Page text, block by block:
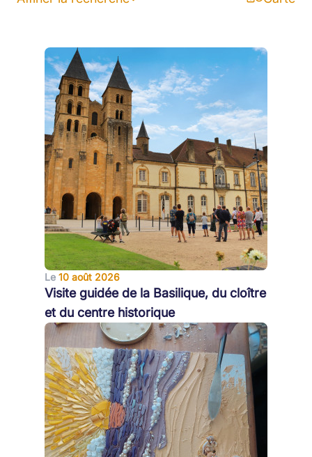
Le 10 août 2026
Visite guidée de la Basilique, du cloître
et du centre historique